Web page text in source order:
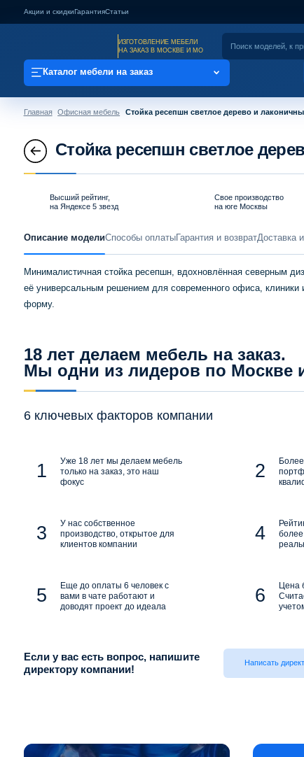
Акции и скидкиГарантияСтатьи
ИЗГОТОВЛЕНИЕ МЕБЕЛИ
НА ЗАКАЗ В МОСКВЕ И МО
Каталог мебели на заказ
Главная Офисная мебель Стойка ресепшн светлое дерево и
Стойка ресепшн светлое
Высший рейтинг,
на Яндексе 5 звезд
Свое производство
на юге Москвы
Описание модели Способы оплатыГарантия и возвратДоставка
Минималистичная стойка ресепшн, вдохновлённая северным
её универсальным решением для современного офиса, клиники
форму.
18 лет делаем мебель на заказ.
Мы одни из лидеров по Москве
6 ключевых факторов компании
Уже 18 лет мы делаем мебель
только на заказ, это наш
фокус
У нас собственное
производство, открытое для
клиентов компании
более
Еще до оплаты 6 человек с
вами в чате работают и
доводят проект до идеала
Цена
Если у вас есть вопрос, напишите
директору компании!
Написать